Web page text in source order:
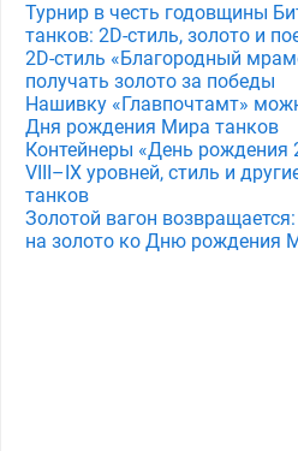
Турнир в честь годовщины
танков: 2D-стиль, золото и
2D-стиль «Благородный
получать золото за победы
Нашивку «Главпочтамт»
Дня рождения Мира танков
Контейнеры «День рождения
VIII–IX уровней, стиль и
танков
Золотой вагон
на золото ко Дню рождения